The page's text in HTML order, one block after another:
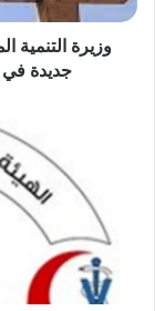
جديدة
وزيرة التنمية
جديدة في 3 محافظات بتكلفة 129 مليون جنيه
لإدارة
الأزمات
محاكاة